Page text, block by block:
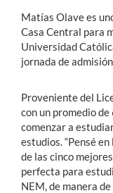
Matías Olave es
Casa Central para
Universidad
jornada de
Proveniente del
con un promedio
comenzar a
estudios. “Pensé
de las cinco
perfecta para
NEM, de manera